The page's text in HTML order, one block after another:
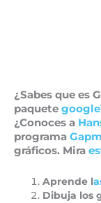
¿Sabes que es
paquete
¿Conoces a
programa
gráficos. Mira
Aprende l
Dibuja los